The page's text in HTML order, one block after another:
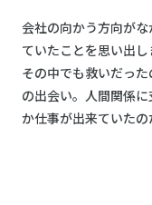
会社の向かう方向がな
ていたことを思い出し
その中でも救いだっ
の出会い。人間関係
か仕事が出来ていたの